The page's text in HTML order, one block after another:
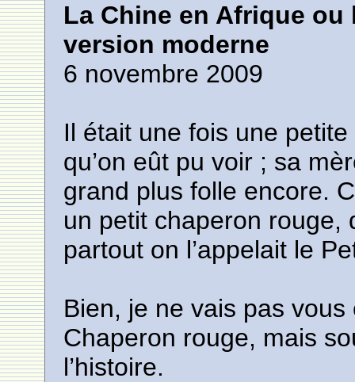
La Chine en Afrique
version moderne
6 novembre 2009
Il était une fois une
qu’on eût pu voir ; sa
grand plus folle encore.
un petit chaperon rouge,
partout on l’appelait le
Bien, je ne vais pas vous
Chaperon rouge, mais
l’histoire.